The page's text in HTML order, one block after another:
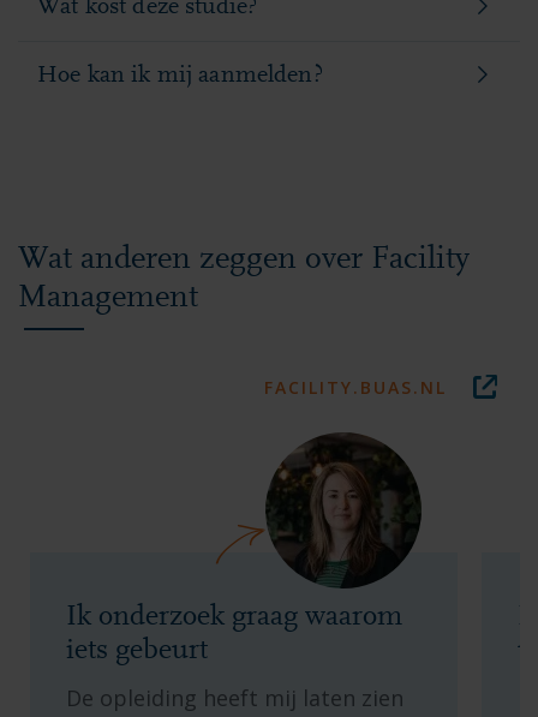
Wat kost deze studie?
Hoe kan ik mij aanmelden?
Wat anderen zeggen over Facility
Management
FACILITY.BUAS.NL
Ik onderzoek graag waarom
iets gebeurt
De opleiding heeft mij laten zien